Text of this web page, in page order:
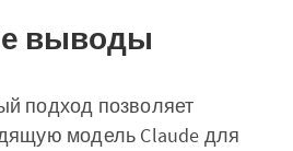
выводы
подход позволяет
модель Claude для